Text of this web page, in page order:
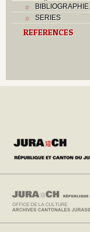
L
M
N
Y
Z
BIBLIOGRAPHIE
SERIES
REFERENCES